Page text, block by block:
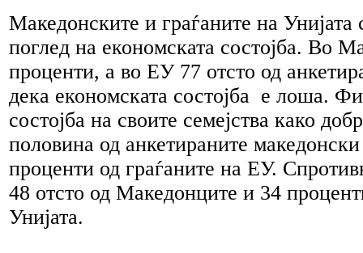
Македонските и граѓаните на Унијата
поглед на економската состојба. Во
проценти, а во ЕУ 77 отсто од
дека економската состојба е лоша.
состојба на своите семејства како
половина од анкетираните
проценти од граѓаните на ЕУ.
48 отсто од Македонците и 34
Унијата.